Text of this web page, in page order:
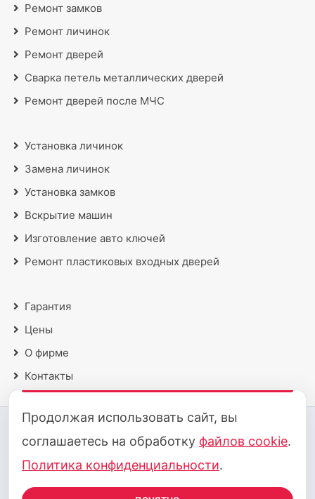
Ремонт замков
Ремонт личинок
Ремонт дверей
Сварка петель металлических дверей
Ремонт дверей после МЧС
Установка личинок
Замена личинок
Установка замков
Вскрытие машин
Изготовление авто ключей
Ремонт пластиковых входных дверей
Гарантия
Цены
О фирме
Контакты
2018 - 2026 © Все права защищены
Политика конфиденциальности·Политика cookie
Принимаем к оплате:
Продолжая использовать сайт, вы
соглашаетесь на обработку файлов cookie.
Политика конфиденциальности.